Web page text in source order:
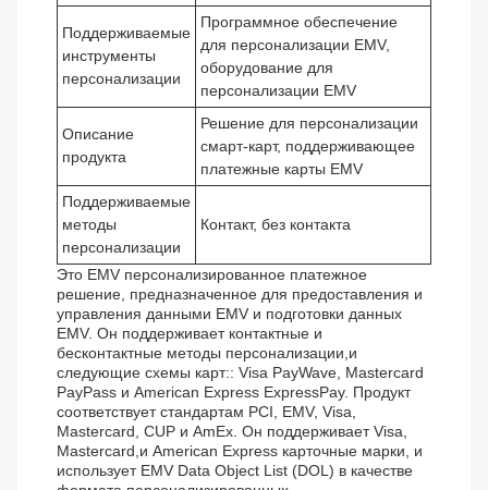
Поддерживаемые
инструменты
персонализации
Программное обеспечение
для персонализации EMV,
оборудование для
персонализации EMV
Описание
продукта
Решение для персонализации
смарт-карт, поддерживающее
платежные карты EMV
Поддерживаемые
методы
персонализации
Контакт, без контакта
Это EMV персонализированное платежное
решение, предназначенное для предоставления и
управления данными EMV и подготовки данных
EMV. Он поддерживает контактные и
бесконтактные методы персонализации,и
следующие схемы карт:: Visa PayWave, Mastercard
PayPass и American Express ExpressPay. Продукт
соответствует стандартам PCI, EMV, Visa,
Mastercard, CUP и AmEx. Он поддерживает Visa,
Mastercard,и American Express карточные марки, и
использует EMV Data Object List (DOL) в качестве